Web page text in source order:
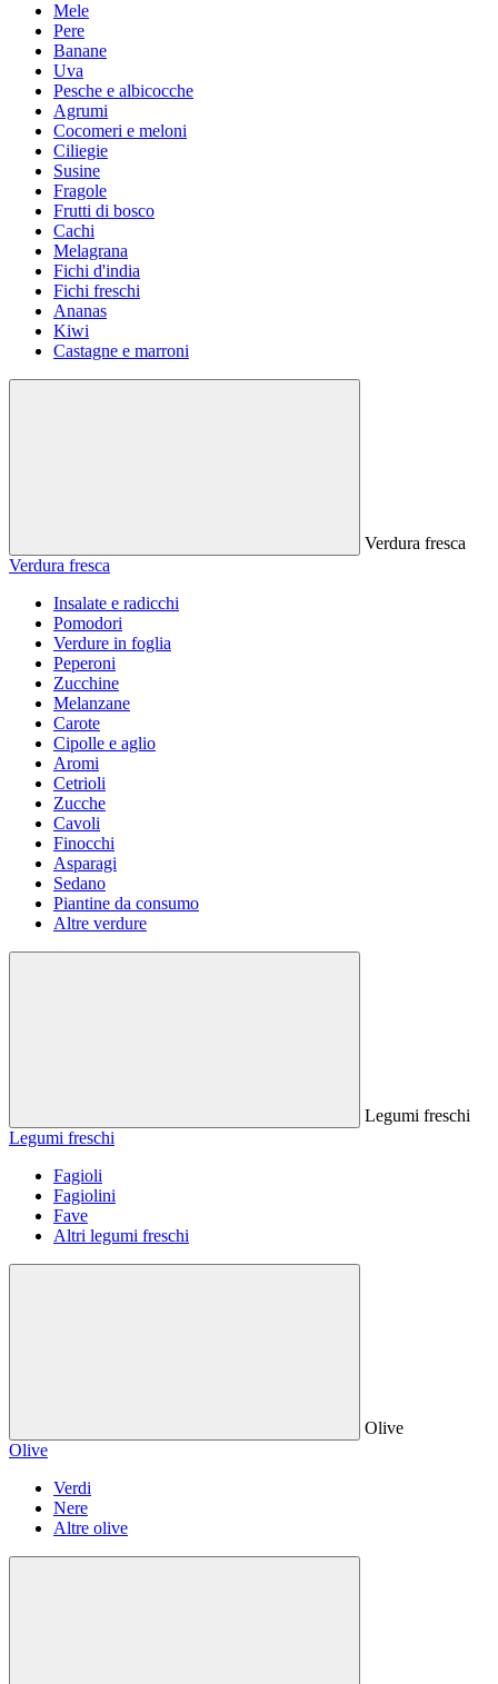
Mele
Pere
Banane
Uva
Pesche e albicocche
Agrumi
Cocomeri e meloni
Ciliegie
Susine
Fragole
Frutti di bosco
Cachi
Melagrana
Fichi d'india
Fichi freschi
Ananas
Kiwi
Castagne e marroni
Verdura fresca
Verdura fresca
Insalate e radicchi
Pomodori
Verdure in foglia
Peperoni
Zucchine
Melanzane
Carote
Cipolle e aglio
Aromi
Cetrioli
Zucche
Cavoli
Finocchi
Asparagi
Sedano
Piantine da consumo
Altre verdure
Legumi freschi
Legumi freschi
Fagioli
Fagiolini
Fave
Altri legumi freschi
Olive
Olive
Verdi
Nere
Altre olive